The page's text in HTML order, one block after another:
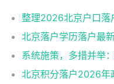
北京落户学历落户最